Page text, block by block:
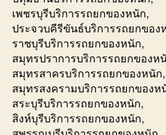
เพชรบุรีบริการรถยกของหนัก,
ประจวบคีรีขันธ์บริการรถยกของ
ราชบุรีบริการรถยกของหนัก,
สมุทรปราการบริการรถยกของห
สมุทรสาครบริการรถยกของหนัก,
สมุทรสงครามบริการรถยกของห
สระบุรีบริการรถยกของหนัก,
สิงห์บุรีบริการรถยกของหนัก,